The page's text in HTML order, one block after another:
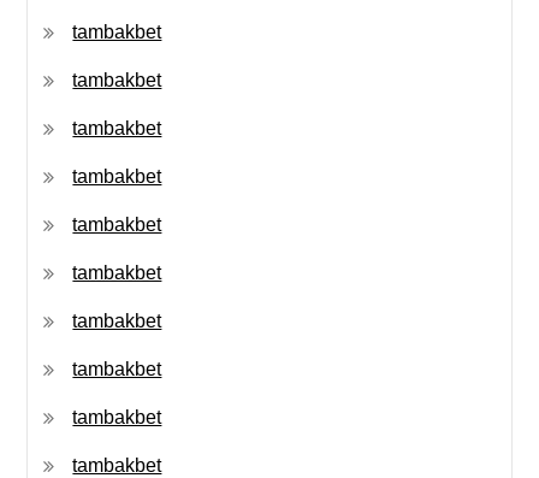
tambakbet
tambakbet
tambakbet
tambakbet
tambakbet
tambakbet
tambakbet
tambakbet
tambakbet
tambakbet